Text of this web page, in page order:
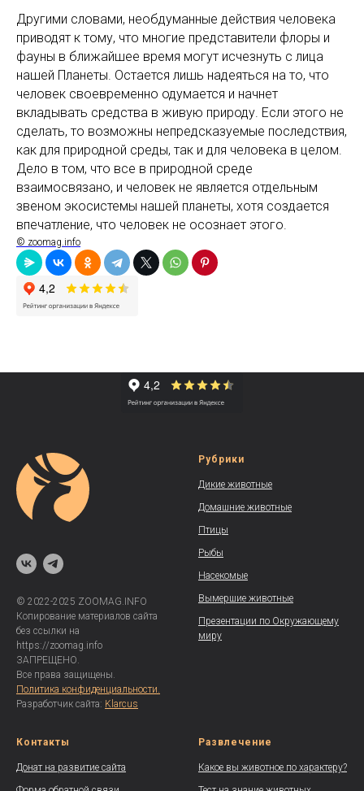
Другими словами, необдуманные действия человека
приводят к тому, что многие представители флоры и
фауны в ближайшее время могут исчезнуть с лица
нашей Планеты. Остается лишь надеяться на то, что
человек своевременно одумается и начнет
вкладывать средства в живую природу. Если этого не
сделать, то возможны непредсказуемые последствия,
как для природной среды, так и для человека в целом.
Дело в том, что все в природной среде
взаимосвязано, и человек не является отдельным
звеном экосистемы нашей планеты, хотя создается
впечатление, что человек не осознает этого.
© zoomag.info
© 2022-2025 ZOOMAG.INFO
Копирование материалов сайта
без ссылки на
https://zoomag.info
ЗАПРЕЩЕНО.
Все права защищены.
Политика конфиденциальности.
Разработчик сайта: Klarcus
Рубрики
Дикие животные
Домашние животные
Птицы
Рыбы
Насекомые
Вымершие животные
Презентации по Окружающему
миру
Контакты
Донат на развитие сайта
Развлечение
Какое вы животное по характеру?